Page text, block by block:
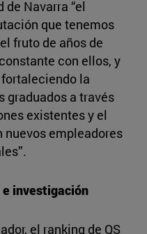
Navarra “el
que tenemos
fruto de años de
con ellos, y
la
graduados a través
existentes y el
empleadores
investigación
el ranking de QS